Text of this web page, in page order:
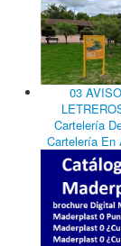
03
Cartelería
Cartelería En